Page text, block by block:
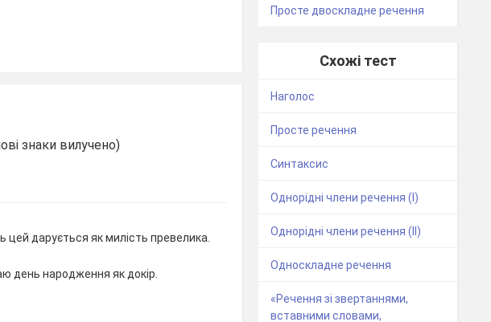
знаки вилучено)
цей дарується як милість превелика.
день народження як докір.
Просте двоскладне речення
Схожі тест
Наголос
Просте речення
Синтаксис
Однорідні члени речення (І)
Однорідні члени речення (ІІ)
Односкладне речення
«Речення зі звертаннями,
вставними словами,